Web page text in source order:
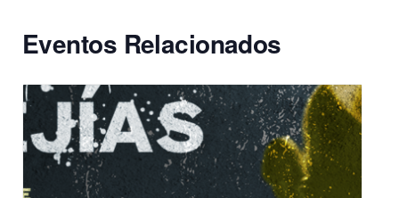
Eventos Relacionados